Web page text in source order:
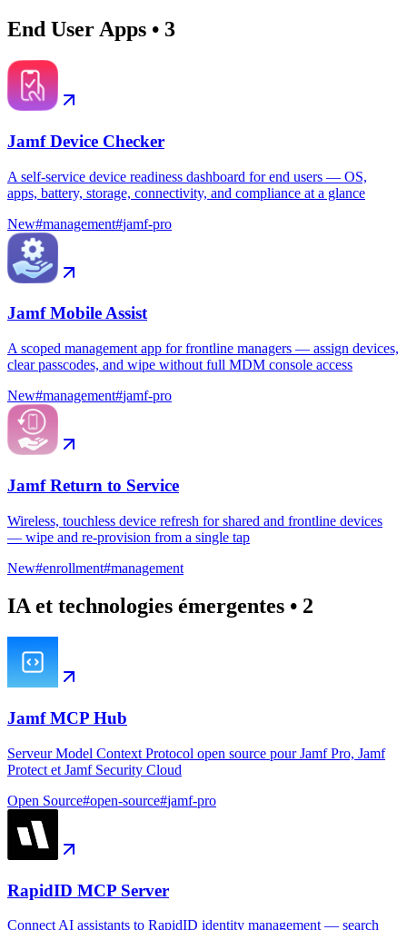
End User Apps • 3
Jamf Device Checker
A self-service device readiness dashboard for end users — OS,
apps, battery, storage, connectivity, and compliance at a glance
New#management#jamf-pro
Jamf Mobile Assist
A scoped management app for frontline managers — assign devices,
clear passcodes, and wipe without full MDM console access
New#management#jamf-pro
Jamf Return to Service
Wireless, touchless device refresh for shared and frontline devices
— wipe and re-provision from a single tap
New#enrollment#management
IA et technologies émergentes • 2
Jamf MCP Hub
Serveur Model Context Protocol open source pour Jamf Pro, Jamf
Protect et Jamf Security Cloud
Open Source#open-source#jamf-pro
RapidID MCP Server
Connect AI assistants to RapidID identity management — search